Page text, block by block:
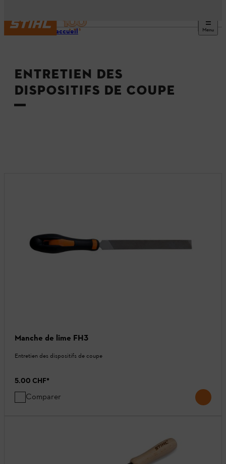
Menu
Page d’accueil
ENTRETIEN DES
DISPOSITIFS DE COUPE
Manche de lime FH3
Entretien des dispositifs de coupe
5.00 CHF*
Comparer